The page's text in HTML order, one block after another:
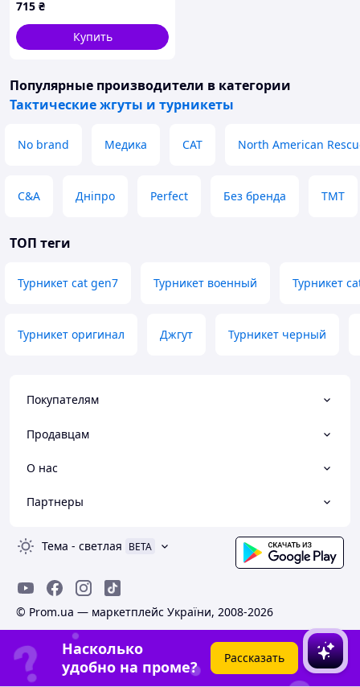
тактические медицинские
ножницы EMT черный
ВТ5408
715 ₴
Купить
Популярные производители в категории
Тактические жгуты и турникеты
No brand Медика CAT North American
C&A Дніпро Perfect Без бренда TMT
ТОП теги
Турникет cat gen7 Турникет военный Турникет
Турникет оригинал Джгут Турникет черный
Покупателям
Продавцам
О нас
Партнеры
Тема - светлая BETA
© Prom.ua — маркетплейс України, 2008-2026
Насколько
удобно на проме?
Рассказать